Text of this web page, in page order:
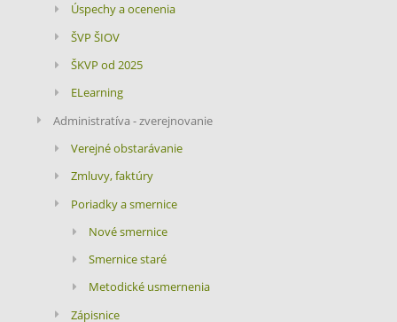
Úspechy a ocenenia
ŠVP ŠIOV
ŠKVP od 2025
ELearning
Administratíva - zverejnovanie
Verejné obstarávanie
Zmluvy, faktúry
Poriadky a smernice
Nové smernice
Smernice staré
Metodické usmernenia
Zápisnice